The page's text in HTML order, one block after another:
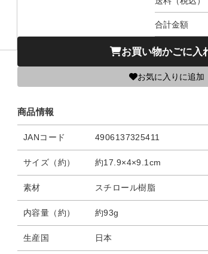
合計金額
お買い物かごに入
お気に入りに追加
商品情報
JANコード 4906137325411
サイズ（約） 約17.9×4×9.1cm
素材 スチロール樹脂
内容量（約） 約93g
生産国 日本